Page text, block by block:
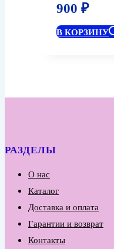
900 ₽
В КОРЗИНУ
РАЗДЕЛЫ
О нас
Каталог
Доставка и оплата
Гарантии и возврат
Контакты